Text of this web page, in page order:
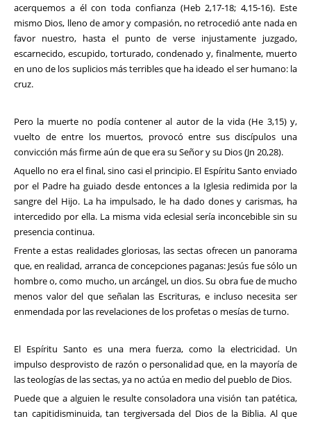
acerquemos a él con toda confianza (Heb 2,17-18; 4,15-16). Este
mismo Dios, lleno de amor y compasión, no retrocedió ante nada en
favor nuestro, hasta el punto de verse injustamente juzgado,
escarnecido, escupido, torturado, condenado y, finalmente, muerto
en uno de los suplicios más terribles que ha ideado el ser humano: la
cruz.
Pero la muerte no podía contener al autor de la vida (He 3,15) y,
vuelto de entre los muertos, provocó entre sus discípulos una
convicción más firme aún de que era su Señor y su Dios (Jn 20,28).
Aquello no era el final, sino casi el principio. El Espíritu Santo enviado
por el Padre ha guiado desde entonces a la Iglesia redimida por la
sangre del Hijo. La ha impulsado, le ha dado dones y carismas, ha
intercedido por ella. La misma vida eclesial sería inconcebible sin su
presencia continua.
Frente a estas realidades gloriosas, las sectas ofrecen un panorama
que, en realidad, arranca de concepciones paganas: Jesús fue sólo un
hombre o, como mucho, un arcángel, un dios. Su obra fue de mucho
menos valor del que señalan las Escrituras, e incluso necesita ser
enmendada por las revelaciones de los profetas o mesías de turno.
El Espíritu Santo es una mera fuerza, como la electricidad. Un
impulso desprovisto de razón o personalidad que, en la mayoría de
las teologías de las sectas, ya no actúa en medio del pueblo de Dios.
Puede que a alguien le resulte consoladora una visión tan patética,
tan capitidisminuida, tan tergiversada del Dios de la Biblia. Al que